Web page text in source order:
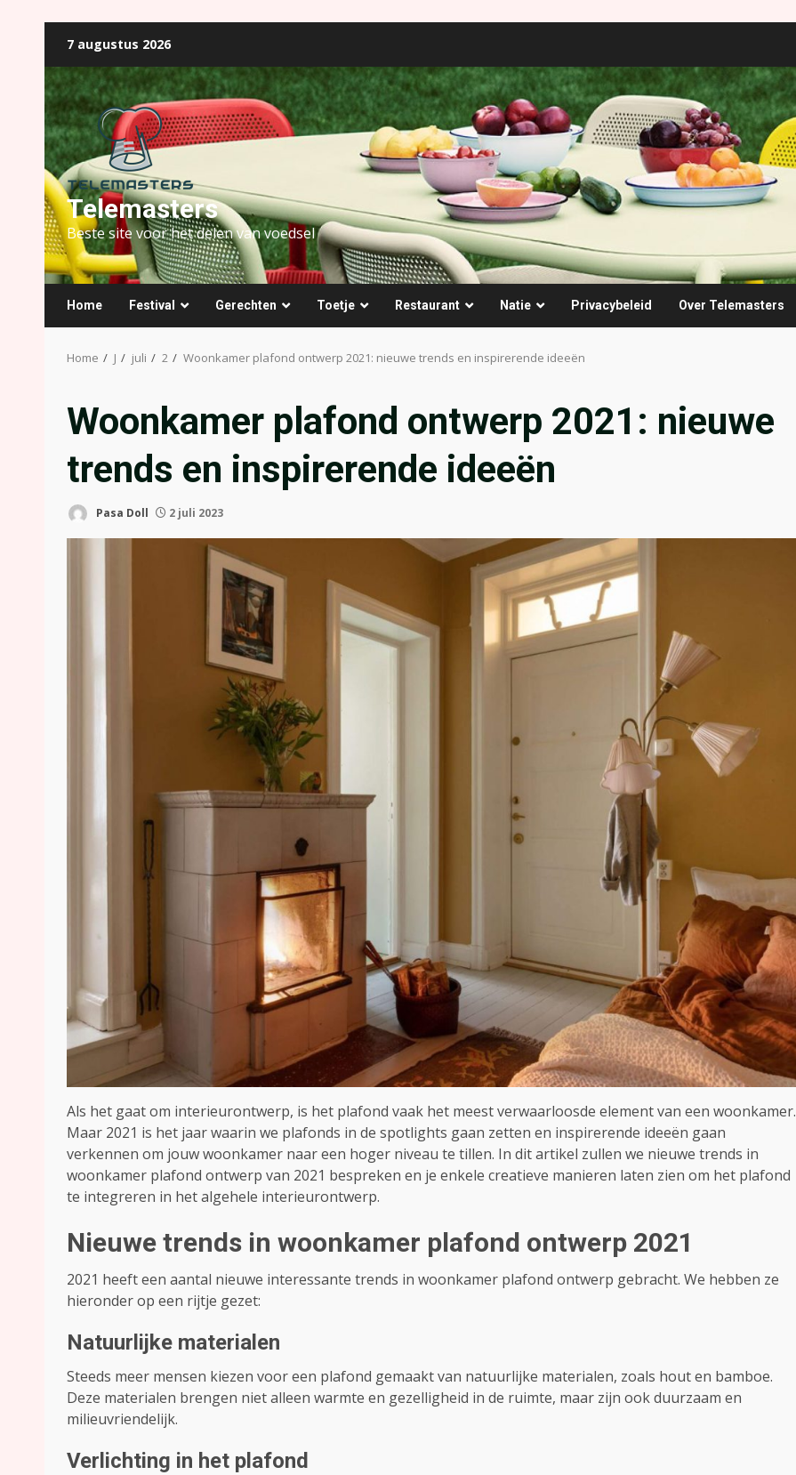
naar
de
inhoud
7 augustus 2026
Telemasters
Beste site voor het delen van voedsel
Home Festival Gerechten Toetje Restaurant Natie Privacybeleid Over Telemasters
Home J juli 2 Woonkamer plafond ontwerp 2021: nieuwe trends en inspirerende ideeën
Woonkamer plafond ontwerp 2021: nieuwe
trends en inspirerende ideeën
Pasa Doll 2 juli 2023
Als het gaat om interieurontwerp, is het plafond vaak het meest verwaarloosde element van een woonkamer.
Maar 2021 is het jaar waarin we plafonds in de spotlights gaan zetten en inspirerende ideeën gaan
verkennen om jouw woonkamer naar een hoger niveau te tillen. In dit artikel zullen we nieuwe trends in
woonkamer plafond ontwerp van 2021 bespreken en je enkele creatieve manieren laten zien om het plafond
te integreren in het algehele interieurontwerp.
Nieuwe trends in woonkamer plafond ontwerp 2021
2021 heeft een aantal nieuwe interessante trends in woonkamer plafond ontwerp gebracht. We hebben ze
hieronder op een rijtje gezet:
Natuurlijke materialen
Steeds meer mensen kiezen voor een plafond gemaakt van natuurlijke materialen, zoals hout en bamboe.
Deze materialen brengen niet alleen warmte en gezelligheid in de ruimte, maar zijn ook duurzaam en
milieuvriendelijk.
Verlichting in het plafond